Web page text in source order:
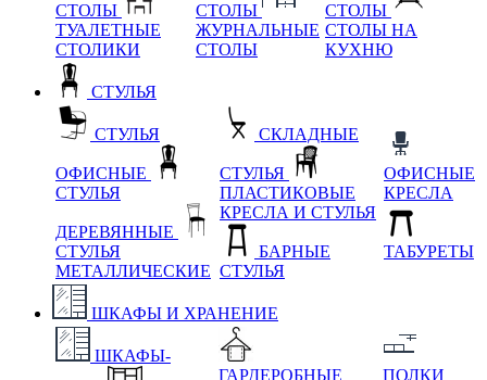
СТОЛЫ
ТУАЛЕТНЫЕ
СТОЛИКИ
СТОЛЫ
ЖУРНАЛЬНЫЕ
СТОЛЫ
СТОЛЫ
СТОЛЫ НА
КУХНЮ
СТУЛЬЯ
СТУЛЬЯ
ОФИСНЫЕ
СТУЛЬЯ
ДЕРЕВЯННЫЕ
СТУЛЬЯ
МЕТАЛЛИЧЕСКИЕ
СКЛАДНЫЕ
СТУЛЬЯ
ПЛАСТИКОВЫЕ
КРЕСЛА И СТУЛЬЯ
БАРНЫЕ
СТУЛЬЯ
ОФИСНЫЕ
КРЕСЛА
ТАБУРЕТЫ
ШКАФЫ И ХРАНЕНИЕ
ШКАФЫ-
ГАРДЕРОБНЫЕ
ПОЛКИ